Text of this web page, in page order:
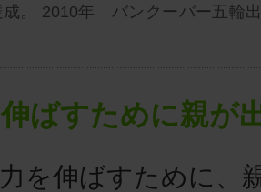
成。 2010年 バンクーバー五輪
ばすために親が
を伸ばすために、